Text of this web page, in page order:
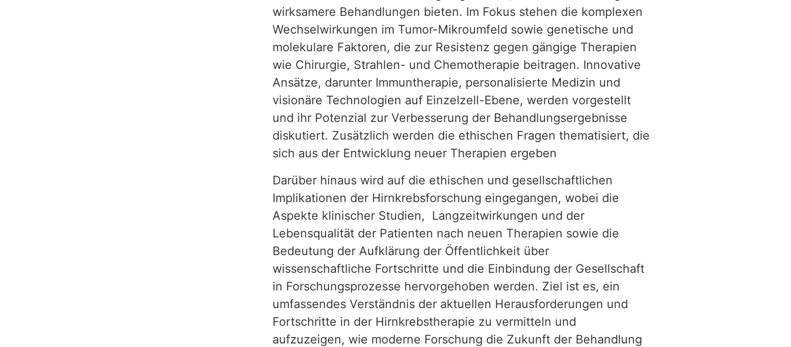
wirksamere Behandlungen bieten. Im Fokus stehen die komplexen
Wechselwirkungen im Tumor-Mikroumfeld sowie genetische und
molekulare Faktoren, die zur Resistenz gegen gängige Therapien
wie Chirurgie, Strahlen- und Chemotherapie beitragen. Innovative
Ansätze, darunter Immuntherapie, personalisierte Medizin und
visionäre Technologien auf Einzelzell-Ebene, werden vorgestellt
und ihr Potenzial zur Verbesserung der Behandlungsergebnisse
diskutiert. Zusätzlich werden die ethischen Fragen thematisiert, die
sich aus der Entwicklung neuer Therapien ergeben
Darüber hinaus wird auf die ethischen und gesellschaftlichen
Implikationen der Hirnkrebsforschung eingegangen, wobei die
Aspekte klinischer Studien, Langzeitwirkungen und der
Lebensqualität der Patienten nach neuen Therapien sowie die
Bedeutung der Aufklärung der Öffentlichkeit über
wissenschaftliche Fortschritte und die Einbindung der Gesellschaft
in Forschungsprozesse hervorgehoben werden. Ziel ist es, ein
umfassendes Verständnis der aktuellen Herausforderungen und
Fortschritte in der Hirnkrebstherapie zu vermitteln und
aufzuzeigen, wie moderne Forschung die Zukunft der Behandlung